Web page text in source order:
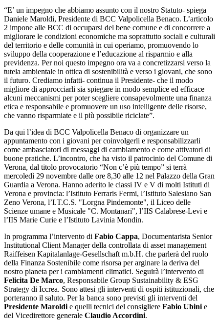
“E’ un impegno che abbiamo assunto con il nostro Statuto- spiega
Daniele Maroldi, Presidente di BCC Valpolicella Benaco. L’articolo
2 impone alle BCC di occuparsi del bene comune e di concorrere a
migliorare le condizioni economiche ma soprattutto sociali e culturali
del territorio e delle comunità in cui operiamo, promuovendo lo
sviluppo della cooperazione e l’educazione al risparmio e alla
previdenza. Per noi questo impegno ora va a concretizzarsi verso la
tutela ambientale in ottica di sostenibilità e verso i giovani, che sono
il futuro. Crediamo infatti- continua il Presidente- che il modo
migliore di approcciarli sia spiegare in modo semplice ed efficace
alcuni meccanismi per poter scegliere consapevolmente una finanza
etica e responsabile e promuovere un uso intelligente delle risorse,
che vanno risparmiate e il più possibile riciclate”.
Da qui l’idea di BCC Valpolicella Benaco di organizzare un
appuntamento con i giovani per coinvolgerli e responsabilizzarli
come ambasciatori di messaggi di cambiamento e come attivatori di
buone pratiche. L’incontro, che ha visto il patrocinio del Comune di
Verona, dal titolo provocatorio “Non c’è più tempo” si terrà
mercoledì 29 novembre dalle ore 8,30 alle 12 nel Palazzo della Gran
Guardia a Verona. Hanno aderito le classi IV e V di molti Istituti di
Verona e provincia: l’Istituto Ferraris Fermi, l’Istituto Salesiano San
Zeno Verona, l’I.T.C.S. "Lorgna Pindemonte", il Liceo delle
Scienze umane e Musicale "C. Montanari", l’IIS Calabrese-Levi e
l’IIS Marie Curie e l’Istituto Lavinia Mondin.
In programma l’intervento di Fabio Cappa, Documentarista Senior
Institutional Client Manager della controllata di asset management
Raiffeisen Kapitalanlage-Gesellschaft m.b.H. che parlerà del ruolo
della Finanza Sostenibile come risorsa per arginare la deriva del
nostro pianeta per i cambiamenti climatici. Seguirà l’intervento di
Felicita De Marco, Responsabile Group Sustainability & ESG
Strategy di Iccrea. Sono attesi gli interventi di ospiti istituzionali, che
porteranno il saluto. Per la banca sono previsti gli interventi del
Presidente Maroldi e quelli tecnici del consigliere Fabio Ubini e
del Vicedirettore generale Claudio Accordini.